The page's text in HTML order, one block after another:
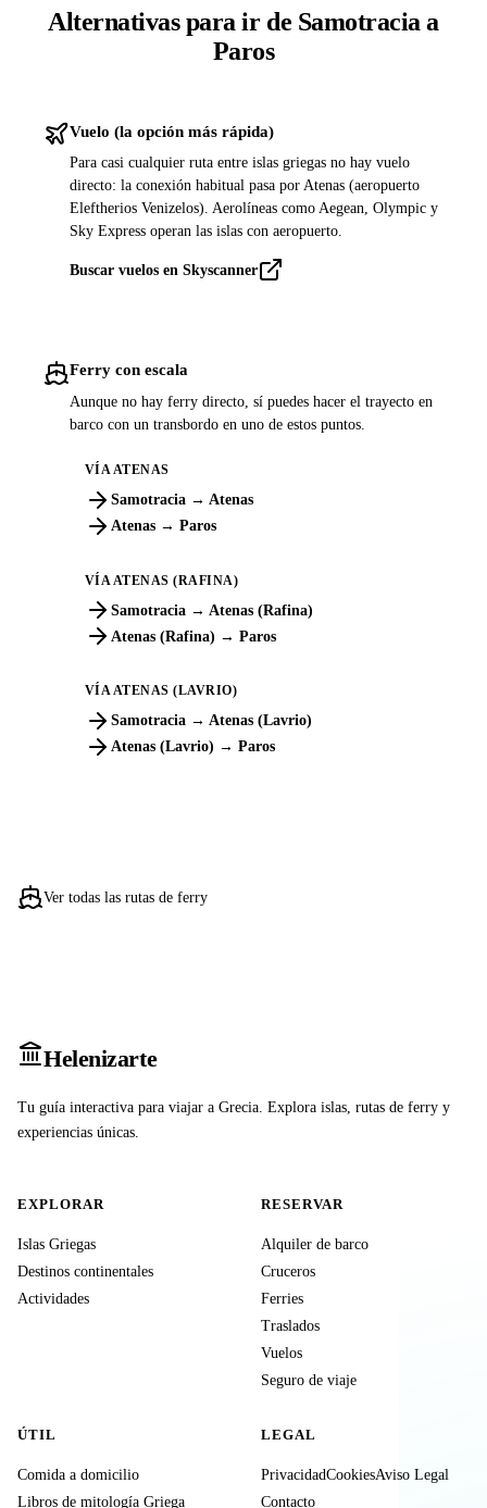
Alternativas para ir de Samotracia a
Paros
Vuelo (la opción más rápida)
Para casi cualquier ruta entre islas griegas no hay vuelo
directo: la conexión habitual pasa por Atenas (aeropuerto
Eleftherios Venizelos). Aerolíneas como Aegean, Olympic y
Sky Express operan las islas con aeropuerto.
Buscar vuelos en Skyscanner
Ferry con escala
Aunque no hay ferry directo, sí puedes hacer el trayecto en
barco con un transbordo en uno de estos puntos.
VÍA ATENAS
Samotracia → Atenas
Atenas → Paros
VÍA ATENAS (RAFINA)
Samotracia → Atenas (Rafina)
Atenas (Rafina) → Paros
VÍA ATENAS (LAVRIO)
Samotracia → Atenas (Lavrio)
Atenas (Lavrio) → Paros
Ver todas las rutas de ferry
Helenizarte
Tu guía interactiva para viajar a Grecia. Explora islas, rutas de ferry y
experiencias únicas.
EXPLORAR
Islas Griegas
Destinos continentales
Actividades
RESERVAR
Alquiler de barco
Cruceros
Ferries
Traslados
Vuelos
Seguro de viaje
ÚTIL
Comida a domicilio
Libros de mitología Griega
LEGAL
PrivacidadCookiesAviso Legal
Contacto